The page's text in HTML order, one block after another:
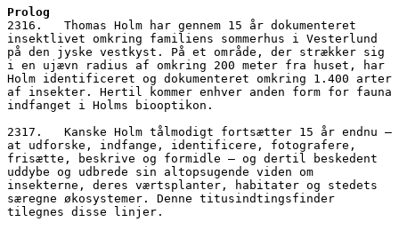
Prolog
2316.   Thomas Holm har gennem 15 år dokumenteret
insektlivet omkring familiens sommerhus i Vesterlund
på den jyske vestkyst. På et område, der strækker sig
i en ujævn radius af omkring 200 meter fra huset, har
Holm identificeret og dokumenteret omkring 1.400 arter
af insekter. Hertil kommer enhver anden form for fauna
indfanget i Holms biooptikon.
2317.   Kanske Holm tålmodigt fortsætter 15 år endnu –
at udforske, indfange, identificere, fotografere,
frisætte, beskrive og formidle – og dertil beskedent
uddybe og udbrede sin altopsugende viden om
insekterne, deres værtsplanter, habitater og stedets
særegne økosystemer. Denne titusindtingsfinder
tilegnes disse linjer.